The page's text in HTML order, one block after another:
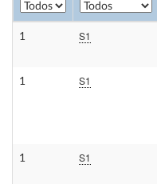
1 S1
1 S1
1 S1